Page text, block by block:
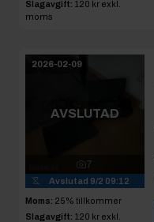
Slagavgift: 120 kr exkl.
moms
2026-02-09
AVSLUTAD
7
Avslutad 9/2 09:12
Moms: 25% tillkommer
Slagavgift: 120 kr exkl.